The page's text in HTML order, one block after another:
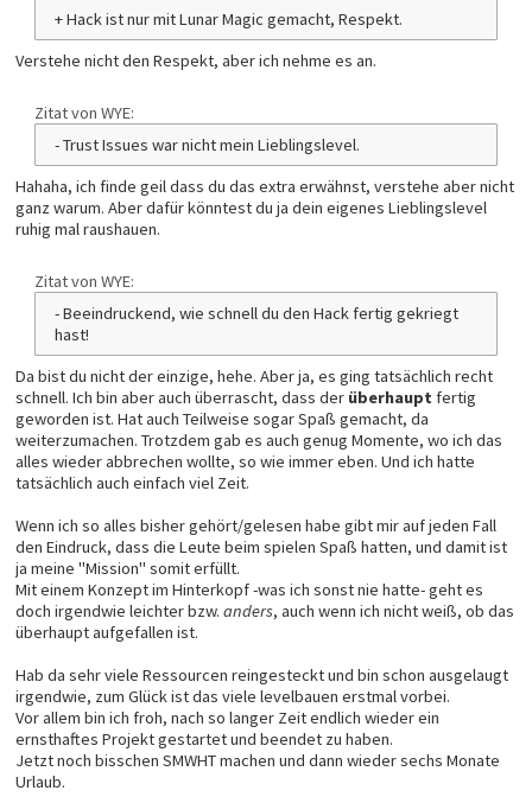
+ Hack ist nur mit Lunar Magic gemacht, Respekt.
Verstehe nicht den Respekt, aber ich nehme es an.
Zitat von WYE:
- Trust Issues war nicht mein Lieblingslevel.
Hahaha, ich finde geil dass du das extra erwähnst, verstehe aber nicht
ganz warum. Aber dafür könntest du ja dein eigenes Lieblingslevel
ruhig mal raushauen.
Zitat von WYE:
- Beeindruckend, wie schnell du den Hack fertig gekriegt
hast!
Da bist du nicht der einzige, hehe. Aber ja, es ging tatsächlich recht
schnell. Ich bin aber auch überrascht, dass der überhaupt fertig
geworden ist. Hat auch Teilweise sogar Spaß gemacht, da
weiterzumachen. Trotzdem gab es auch genug Momente, wo ich das
alles wieder abbrechen wollte, so wie immer eben. Und ich hatte
tatsächlich auch einfach viel Zeit.
Wenn ich so alles bisher gehört/gelesen habe gibt mir auf jeden Fall
den Eindruck, dass die Leute beim spielen Spaß hatten, und damit ist
ja meine "Mission" somit erfüllt.
Mit einem Konzept im Hinterkopf -was ich sonst nie hatte- geht es
doch irgendwie leichter bzw.anders, auch wenn ich nicht weiß, ob das
überhaupt aufgefallen ist.
Hab da sehr viele Ressourcen reingesteckt und bin schon ausgelaugt
irgendwie, zum Glück ist das viele levelbauen erstmal vorbei.
Vor allem bin ich froh, nach so langer Zeit endlich wieder ein
ernsthaftes Projekt gestartet und beendet zu haben.
Jetzt noch bisschen SMWHT machen und dann wieder sechs Monate
Urlaub.